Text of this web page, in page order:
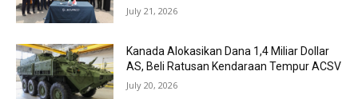
July 21, 2026
Kanada Alokasikan Dana 1,4 Miliar Dollar
AS, Beli Ratusan Kendaraan Tempur ACSV
July 20, 2026